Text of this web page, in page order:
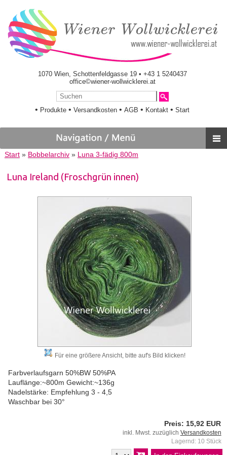
1070 Wien, Schottenfeldgasse 19 • +43 1 5240437
office©wiener-wollwicklerei.at
• Produkte •Versandkosten •AGB • Kontakt •Start
Start» Bobbelarchiv» Luna 3-fädig 800m
Luna Ireland (Froschgrün innen)
Für eine größere Ansicht, bitte auf's Bild klicken!
Farbverlaufsgarn 50%BW 50%PA
Lauflänge:~800m Gewicht:~136g
Nadelstärke: Empfehlung 3 - 4,5
Waschbar bei 30°
Preis: 15,92 EUR
inkl. Mwst. zuzüglich Versandkosten
Lagernd: 10 Stück